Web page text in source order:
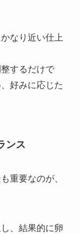
なり近い仕上
するだけで
好みに応じた
ンス
重要なのが、
、結果的に卵